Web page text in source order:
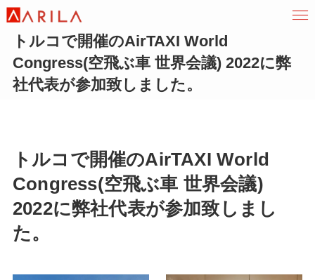
トルコで開催のAirTAXI World
Congress(空飛ぶ車 世界会議) 2022に弊
社代表が参加致しました。
トルコで開催のAirTAXI World
Congress(空飛ぶ車 世界会議)
2022に弊社代表が参加致しまし
た。